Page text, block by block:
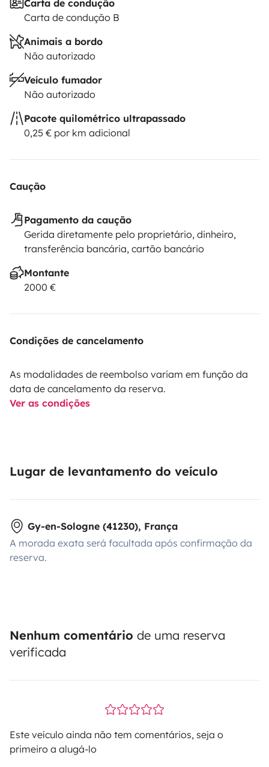
Carta de condução
Carta de condução B
Animais a bordo
Não autorizado
Veículo fumador
Não autorizado
Pacote quilométrico ultrapassado
0,25 € por km adicional
Caução
Pagamento da caução
Gerida diretamente pelo proprietário, dinheiro,
transferência bancária, cartão bancário
Montante
2000 €
Condições de cancelamento
As modalidades de reembolso variam em função da
data de cancelamento da reserva.
Ver as condições
Lugar de levantamento do veículo
Gy-en-Sologne (41230), França
A morada exata será facultada após confirmação da
reserva.
Nenhum comentário de uma reserva
verificada
Este veículo ainda não tem comentários, seja o
primeiro a alugá-lo